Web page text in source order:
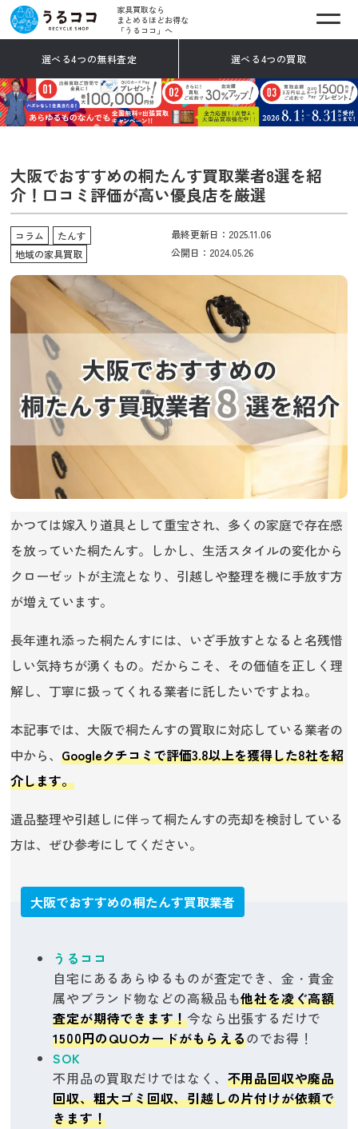
家具買取なら
まとめるほどお得な
「うるココ」へ
選べる4つの無料査定 選べる4つの買取
大阪でおすすめの桐たんす買取業者8選を紹
介！口コミ評価が高い優良店を厳選
コラム
たんす
地域の家具買取
最終更新日：2025.11.06
公開日：2024.05.26
かつては嫁入り道具として重宝され、多くの家庭で存在感
を放っていた桐たんす。しかし、生活スタイルの変化から
クローゼットが主流となり、引越しや整理を機に手放す方
が増えています。
長年連れ添った桐たんすには、いざ手放すとなると名残惜
しい気持ちが湧くもの。だからこそ、その価値を正しく理
解し、丁寧に扱ってくれる業者に託したいですよね。
本記事では、大阪で桐たんすの買取に対応している業者の
中から、Googleクチコミで評価3.8以上を獲得した8社を紹
介します。
遺品整理や引越しに伴って桐たんすの売却を検討している
方は、ぜひ参考にしてください。
大阪でおすすめの桐たんす買取業者
うるココ
自宅にあるあらゆるものが査定でき、金・貴金
属やブランド物などの高級品も他社を凌ぐ高額
査定が期待できます！今なら出張するだけで
1500円のQUOカードがもらえるのでお得！
SOK
不用品の買取だけではなく、 不用品回収や廃品
回収、粗大ゴミ回収、引越しの片付けが依頼で
きます！